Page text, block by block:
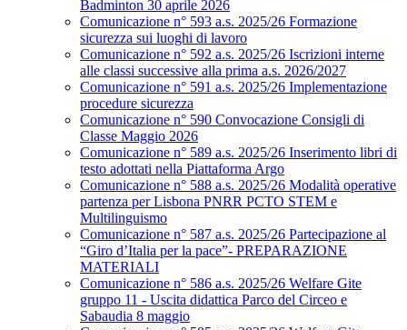
Badminton 30 aprile 2026
Comunicazione n° 593 a.s. 2025/26 Formazione
sicurezza sui luoghi di lavoro
Comunicazione n° 592 a.s. 2025/26 Iscrizioni interne
alle classi successive alla prima a.s. 2026/2027
Comunicazione n° 591 a.s. 2025/26 Implementazione
procedure sicurezza
Comunicazione n° 590 Convocazione Consigli di
Classe Maggio 2026
Comunicazione n° 589 a.s. 2025/26 Inserimento libri di
testo adottati nella Piattaforma Argo
Comunicazione n° 588 a.s. 2025/26 Modalità operative
partenza per Lisbona PNRR PCTO STEM e
Multilinguismo
Comunicazione n° 587 a.s. 2025/26 Partecipazione al
“Giro d’Italia per la pace”- PREPARAZIONE
MATERIALI
Comunicazione n° 586 a.s. 2025/26 Welfare Gite
gruppo 11 - Uscita didattica Parco del Circeo e
Sabaudia 8 maggio